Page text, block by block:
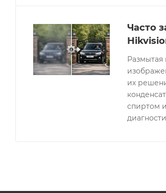
Часто
Размытая
их
спиртом